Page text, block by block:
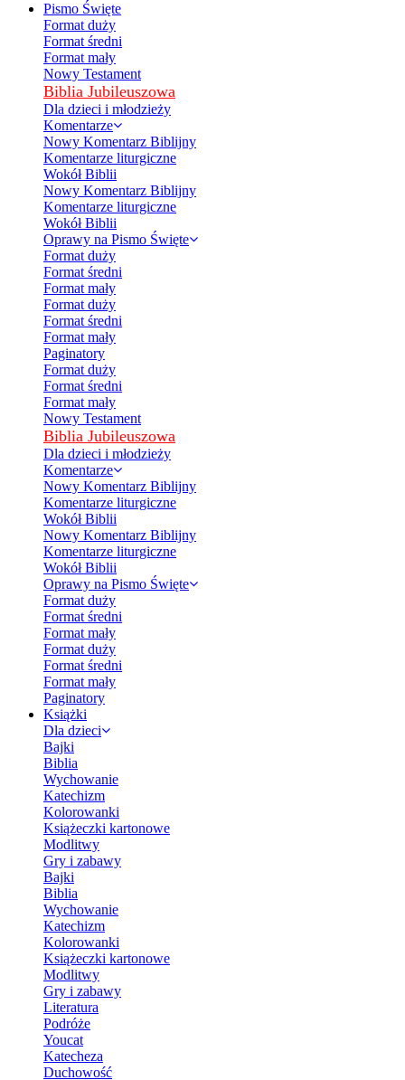
Pismo Święte
Format duży
Format średni
Format mały
Nowy Testament
Biblia Jubileuszowa
Dla dzieci i młodzieży
Komentarze
Nowy Komentarz Biblijny
Komentarze liturgiczne
Wokół Biblii
Nowy Komentarz Biblijny
Komentarze liturgiczne
Wokół Biblii
Oprawy na Pismo Święte
Format duży
Format średni
Format mały
Format duży
Format średni
Format mały
Paginatory
Format duży
Format średni
Format mały
Nowy Testament
Biblia Jubileuszowa
Dla dzieci i młodzieży
Komentarze
Nowy Komentarz Biblijny
Komentarze liturgiczne
Wokół Biblii
Nowy Komentarz Biblijny
Komentarze liturgiczne
Wokół Biblii
Oprawy na Pismo Święte
Format duży
Format średni
Format mały
Format duży
Format średni
Format mały
Paginatory
Książki
Dla dzieci
Bajki
Biblia
Wychowanie
Katechizm
Kolorowanki
Książeczki kartonowe
Modlitwy
Gry i zabawy
Bajki
Biblia
Wychowanie
Katechizm
Kolorowanki
Książeczki kartonowe
Modlitwy
Gry i zabawy
Literatura
Podróże
Youcat
Katecheza
Duchowość